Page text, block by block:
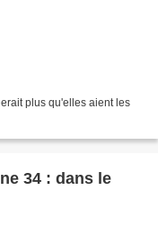
plus qu'elles aient les
34 : dans le